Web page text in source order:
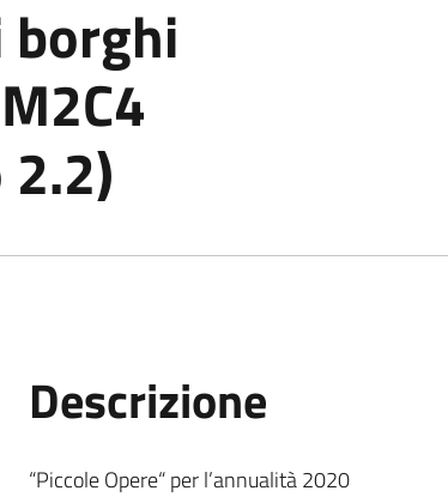
Descrizione
“Piccole Opere“ per l’annualità 2020